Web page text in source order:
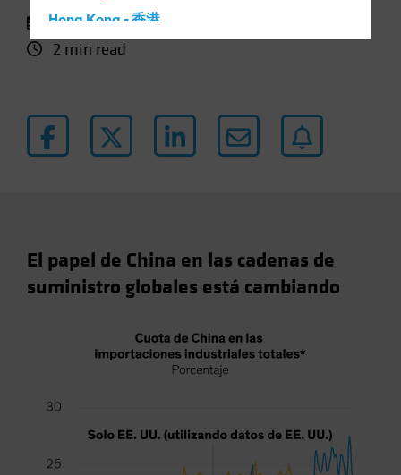
Hong Kong - 香港
Hungary
Japan - 日本
Latin America
Norway
Other Asia-Pacific
Portugal
South Korea - 대한민국
Sweden
25 marzo 2024
2 min read
El papel de China en las cadenas de
suministro globales está cambiando